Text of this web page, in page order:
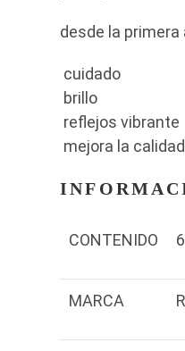
desde la primera
cuidado
brillo
reflejos vibrante
mejora la
CONTENIDO
MARCA